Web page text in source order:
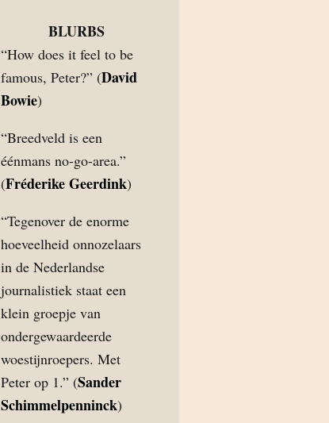
BLURBS
“How does it feel to be
famous, Peter?” (David
Bowie)
“Breedveld is een
éénmans no-go-area.”
(Fréderike Geerdink)
“Tegenover de enorme
hoeveelheid onnozelaars
in de Nederlandse
journalistiek staat een
klein groepje van
ondergewaardeerde
woestijnroepers. Met
Peter op 1.” (Sander
Schimmelpenninck)